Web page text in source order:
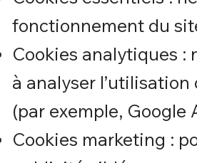
fonctionnement du
Cookies analytiques :
à analyser
(par exemple, Google
Cookies marketing :